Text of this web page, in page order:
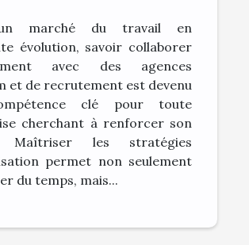
recrutement
marché du travail en
évolution, savoir collaborer
avec des agences
et de recrutement est devenu
clé pour toute
cherchant à renforcer son
Maîtriser les stratégies
permet non seulement
du temps, mais...